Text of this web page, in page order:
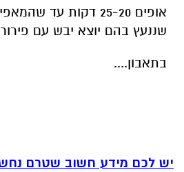
‏אופים 25-20 דקות עד
שננעץ בהם יוצא יבש עם
בתאבון....
יש לכם מידע חשוב שטרם